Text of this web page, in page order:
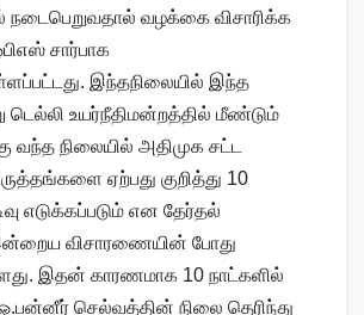
நடைபெறுவதால் வழக்கை விசாரிக்க
சார்பாக
இந்தநிலையில் இந்த
டெல்லி உயர்நீதிமன்றத்தில் மீண்டும்
வந்த நிலையில் அதிமுக சட்ட
ஏற்பது குறித்து 10
எடுக்கப்படும் என தேர்தல்
விசாரணையின் போது
இதன் காரணமாக 10 நாட்களில்
செல்வத்தின் நிலை தெரிந்து